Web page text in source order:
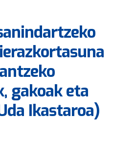
gakoak eta
Ikastaroa)